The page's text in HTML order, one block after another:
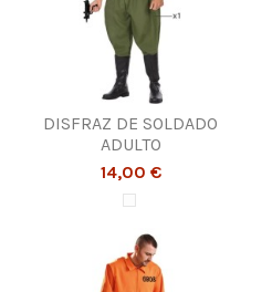
DISFRAZ DE SOLDADO
ADULTO
14,00 €